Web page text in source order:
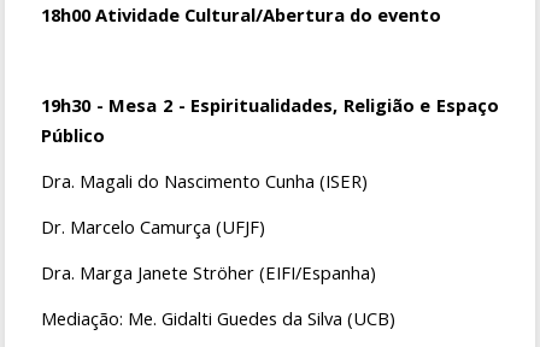
18h00 Atividade Cultural/Abertura do evento
19h30 - Mesa 2 - Espiritualidades, Religião e Espaço
Público
Dra. Magali do Nascimento Cunha (ISER)
Dr. Marcelo Camurça (UFJF)
Dra. Marga Janete Ströher (EIFI/Espanha)
Mediação: Me. Gidalti Guedes da Silva (UCB)